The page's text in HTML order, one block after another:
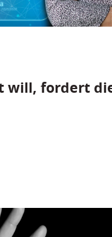
will, fordert